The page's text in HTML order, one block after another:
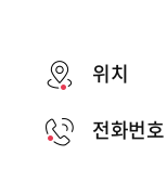
위치
전화번호